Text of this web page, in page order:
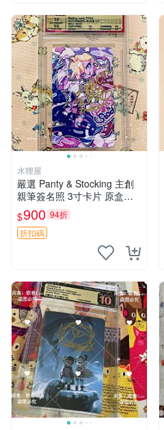
水狸屋
嚴選 Panty & Stocking 主創
親筆簽名照 3寸卡片 原盒保
証 現場直拍 精確關鍵詞：Pa
nty Stocking 周邊 照片
$900 94折
折扣碼